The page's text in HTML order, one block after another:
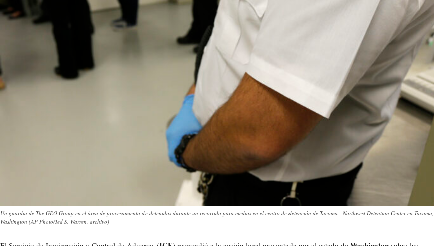
Un guardia de The GEO Group en el área de procesamiento de detenidos durante un recorrido para medios en el centro de detención de Tacoma - Northwest Detention Center en Tacoma,
Washington (AP Photo/Ted S. Warren, archivo)